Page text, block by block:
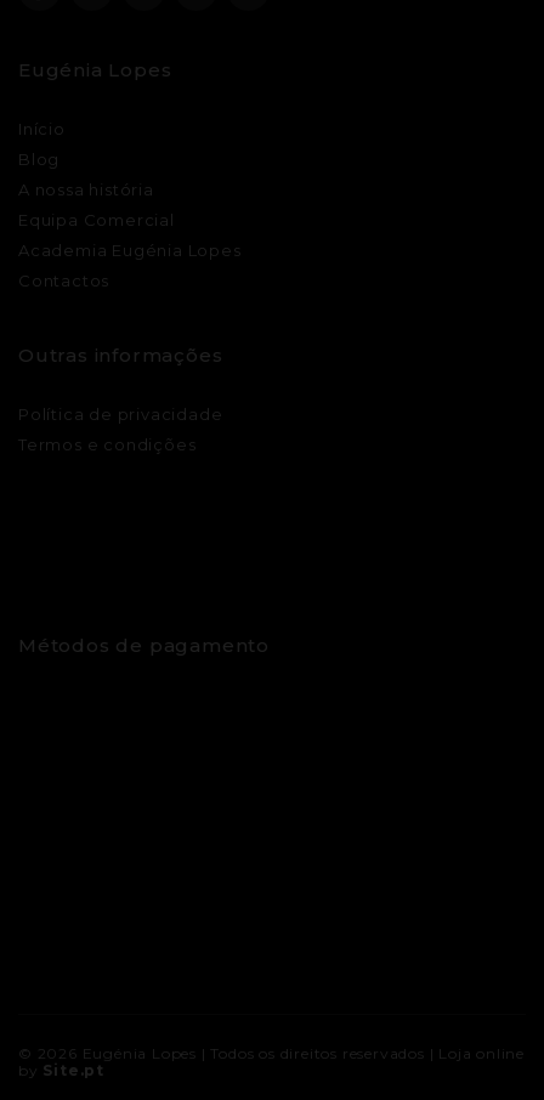
Eugénia Lopes
Início
Blog
A nossa história
Equipa Comercial
Academia Eugénia Lopes
Contactos
Outras informações
Política de privacidade
Termos e condições
Métodos de pagamento
© 2026 Eugénia Lopes | Todos os direitos reservados | Loja online
by Site.pt